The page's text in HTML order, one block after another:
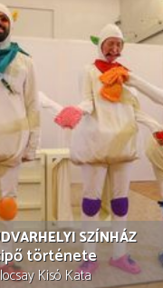
SZÍNHÁZ
története
Kisó Kata